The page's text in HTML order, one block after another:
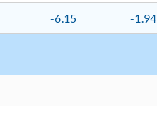
-6.15 -1.94